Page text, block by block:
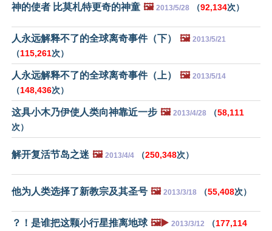
神的使者 比莫札特更奇的神童 🖼️ 2013/5/28 （92,134次）
人永远解释不了的全球离奇事件（下） 🖼️ 2013/5/21
（115,261次）
人永远解释不了的全球离奇事件（上） 🖼️ 2013/5/14
（148,436次）
这具小木乃伊使人类向神靠近一步 🖼️ 2013/4/28 （58,111
次）
解开复活节岛之迷 🖼️ 2013/4/4 （250,348次）
他为人类选择了新教宗及其圣号 🖼️ 2013/3/18 （55,408次）
？！是谁把这颗小行星推离地球 🖼️▶️ 2013/3/12 （177,114